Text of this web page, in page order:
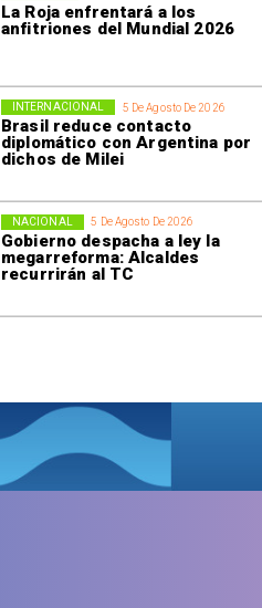
La Roja enfrentará a los
anfitriones del Mundial 2026
5 De Agosto De 2026
Brasil reduce contacto
diplomático con Argentina por
dichos de Milei
INTERNACIONAL
5 De Agosto De 2026
Gobierno despacha a ley la
megarreforma: Alcaldes
recurrirán al TC
NACIONAL